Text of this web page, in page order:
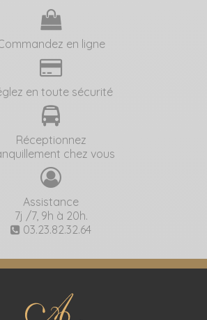
en ligne
en toute sécurité
Réceptionnez
chez vous
Assistance
7j /7, 9h à 20h.
03.23.82.32.64